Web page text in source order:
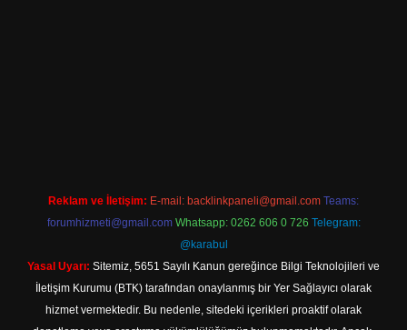
Reklam ve İletişim: E-mail: backlinkpaneli@gmail.com Teams:
forumhizmeti@gmail.com Whatsapp: 0262 606 0 726 Telegram:
@karabul
Yasal Uyarı: Sitemiz, 5651 Sayılı Kanun gereğince Bilgi Teknolojileri ve
İletişim Kurumu (BTK) tarafından onaylanmış bir Yer Sağlayıcı olarak
hizmet vermektedir. Bu nedenle, sitedeki içerikleri proaktif olarak